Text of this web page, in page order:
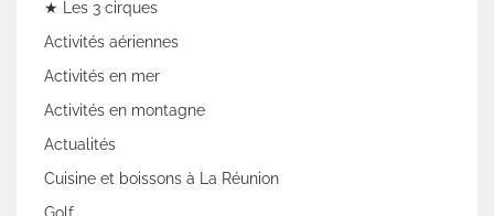
★ Les 3 cirques
Activités aériennes
Activités en mer
Activités en montagne
Actualités
Cuisine et boissons à La Réunion
Golf